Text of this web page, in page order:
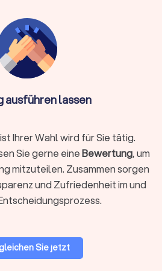
oder länger bei Überschneidung
stabile Kartons, Kleiderboxen,
im Angebot des
Bei engen Terminen,
Gegenständen, hohen Etagen,
oder
empfiehlt sich ein
Paket.
Bodensee
ausführen lassen
Ihrer Wahl wird für Sie tätig.
Sie gerne eineBewertung, um
mitzuteilen. Zusammen sorgen
und Zufriedenheit im und
Sie jetzt